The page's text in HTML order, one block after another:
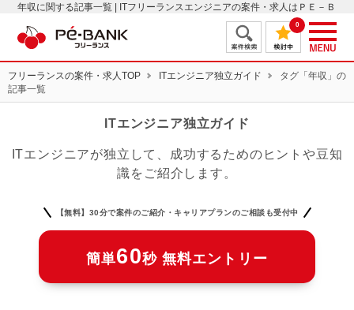
年収に関する記事一覧 | ITフリーランスエンジニアの案件・求人はＰＥ－Ｂ
0
フリーランスの案件・求人TOP ITエンジニア独立ガイド
タグ「年収」の
記事一覧
ITエンジニア独立ガイド
ITエンジニアが独立して、成功するためのヒントや豆知
識をご紹介します。
【無料】30分で案件のご紹介・キャリアプランのご相談も受付中
簡単60秒 無料エントリー